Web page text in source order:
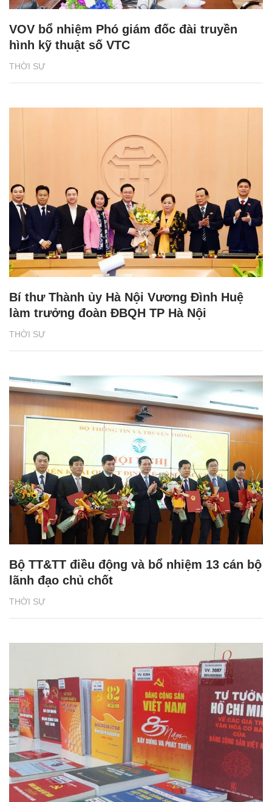
THỜI SỰ
VOV bổ nhiệm Phó giám đốc đài truyền
hình kỹ thuật số VTC
THỜI SỰ
Bí thư Thành ủy Hà Nội Vương Đình Huệ
làm trưởng đoàn ĐBQH TP Hà Nội
THỜI SỰ
Bộ TT&TT điều động và bổ nhiệm 13 cán bộ
lãnh đạo chủ chốt